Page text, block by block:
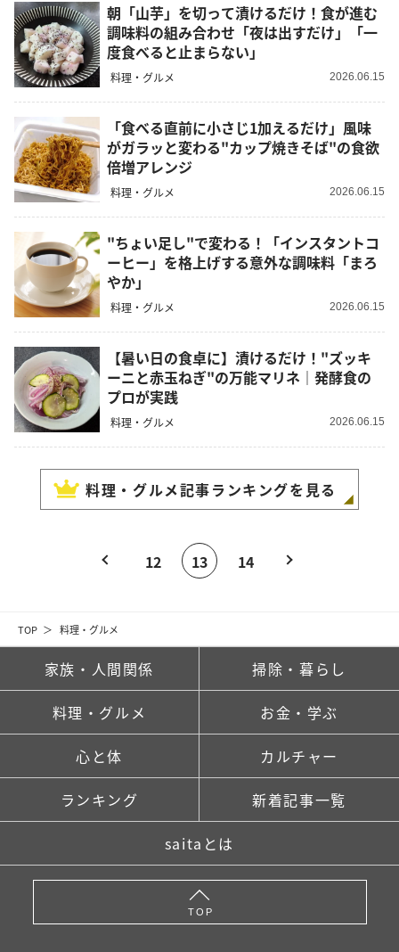
TOP 料理・グルメ
朝「山芋」を切って漬けるだけ！食が進む
調味料の組み合わせ「夜は出すだけ」「一
度食べると止まらない」
料理・グルメ 2026.06.15
「食べる直前に小さじ1加えるだけ」風味
がガラッと変わる"カップ焼きそば"の食欲
倍増アレンジ
料理・グルメ 2026.06.15
"ちょい足し"で変わる！「インスタントコ
ーヒー」を格上げする意外な調味料「まろ
やか」
料理・グルメ 2026.06.15
【暑い日の食卓に】漬けるだけ！"ズッキ
ーニと赤玉ねぎ"の万能マリネ｜発酵食の
プロが実践
料理・グルメ 2026.06.15
料理・グルメ記事ランキングを見る
12 13 14
家族・人間関係 掃除・暮らし
料理・グルメ お金・学ぶ
心と体 カルチャー
ランキング 新着記事一覧
saitaとは
TOP